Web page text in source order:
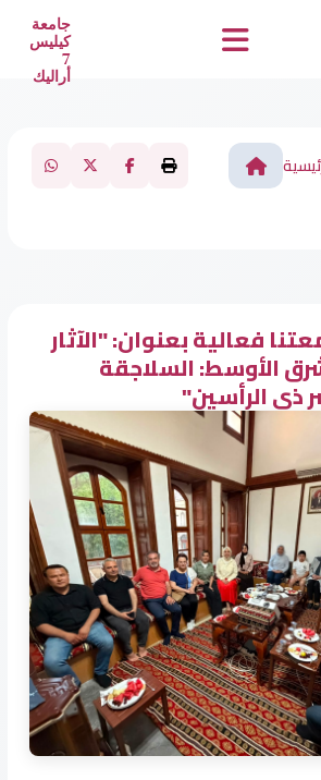
جامعة
كيليس
7
أراليك
فعالية بعنوان: "الآثار
الأوسط: السلاجقة
ذي الرأسين"